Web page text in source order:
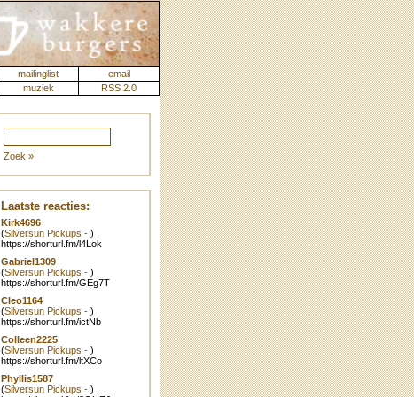
mailinglist
email
muziek RSS 2.0
Zoek »
Laatste reacties:
Kirk4696
(Silversun Pickups - )
https://shorturl.fm/l4Lok
Gabriel1309
(Silversun Pickups - )
https://shorturl.fm/GEg7T
Cleo1164
(Silversun Pickups - )
https://shorturl.fm/ictNb
Colleen2225
(Silversun Pickups - )
https://shorturl.fm/ltXCo
Phyllis1587
(Silversun Pickups - )